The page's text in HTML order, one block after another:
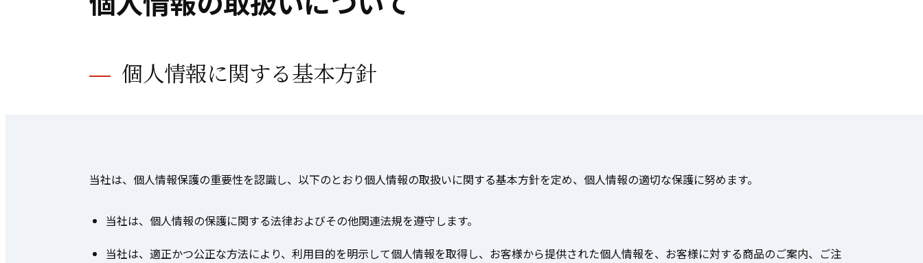
個人情報に関する基本方針
当社は、個人情報保護の重要性を認識し、以下のとおり個人情報の取扱いに関する基本方針を定め、個人情報の適切な保護に努めます。
当社は、個人情報の保護に関する法律およびその他関連法規を遵守します。
当社は、適正かつ公正な方法により、利用目的を明示して個人情報を取得し、お客様から提供された個人情報を、お客様に対する商品のご案内、ご注